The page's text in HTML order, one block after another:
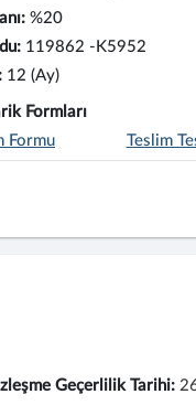
%20
119862 -K5952
12 (Ay)
Formları
Formu
Teslim
Geçerlilik Tarihi: